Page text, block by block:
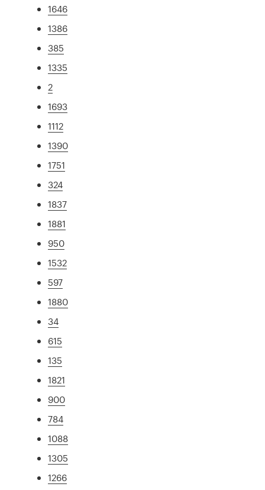
1646
1386
385
1335
2
1693
1112
1390
1751
324
1837
1881
950
1532
597
1880
34
615
135
1821
900
784
1088
1305
1266